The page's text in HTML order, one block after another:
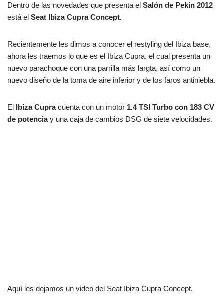
Dentro de las novedades que presenta el Salón de Pekín 2012
está el Seat Ibiza Cupra Concept.
Recientemente les dimos a conocer el restyling del Ibiza base,
ahora les traemos lo que es el Ibiza Cupra, el cual presenta un
nuevo parachoque con una parrilla más largta, así como un
nuevo diseño de la toma de aire inferior y de los faros antiniebla.
El Ibiza Cupracuenta con un motor 1.4 TSI Turbo con 183 CV
de potenciay una caja de cambios DSG de siete velocidades.
Aquí les dejamos un video del Seat Ibiza Cupra Concept.